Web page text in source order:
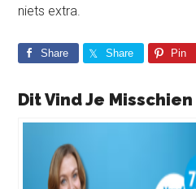
niets extra.
Share Share Pin
Dit Vind Je